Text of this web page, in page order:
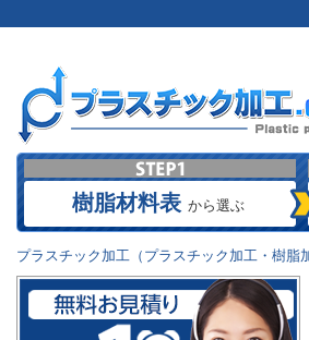
樹脂材料表 から選ぶ
プラスチック加工（プラスチック加工・樹